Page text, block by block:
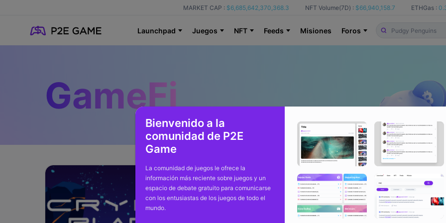
MARKET CAP : $6,685,642,370,368.3 NFT Volume(7D) : $66,940,158.7 ETHGas :
Launchpad Juegos NFT Feeds Misiones Foros
Bienvenido a la
comunidad de P2E
Game
La comunidad de juegos le ofrece la
información más reciente sobre juegos y un
espacio de debate gratuito para comunicarse
con los entusiastas de los juegos de todo el
mundo.
GameFi